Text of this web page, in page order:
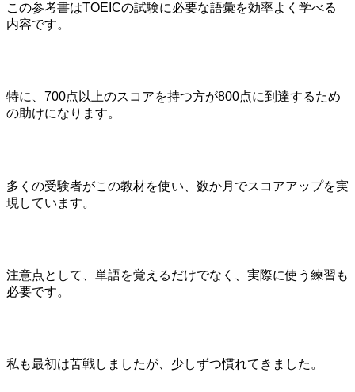
この参考書はTOEICの試験に必要な語彙を効率よく学べる
内容です。
特に、700点以上のスコアを持つ方が800点に到達するため
の助けになります。
多くの受験者がこの教材を使い、数か月でスコアアップを実
現しています。
注意点として、単語を覚えるだけでなく、実際に使う練習も
必要です。
私も最初は苦戦しましたが、少しずつ慣れてきました。